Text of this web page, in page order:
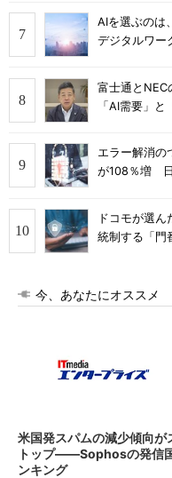
AIを選ぶのは
デジタルワー
富士通とNEC
「AI需要」と
エラー解消の
が108％増
ドコモが選
統制する「門
今、あなたにオススメ
米国発スパムの減少傾向が
トップ――Sophosの発信
ンキング